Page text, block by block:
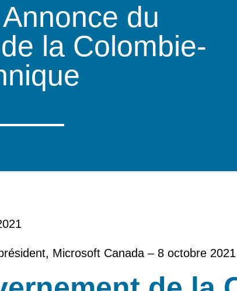
du
la Colombie-
Microsoft Canada – 8 octobre 2021